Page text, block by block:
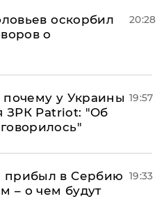
оскорбил
о
20:28
почему у Украины
ЗРК Patriot: "Об
19:57
прибыл в Сербию
– о чем будут
19:33